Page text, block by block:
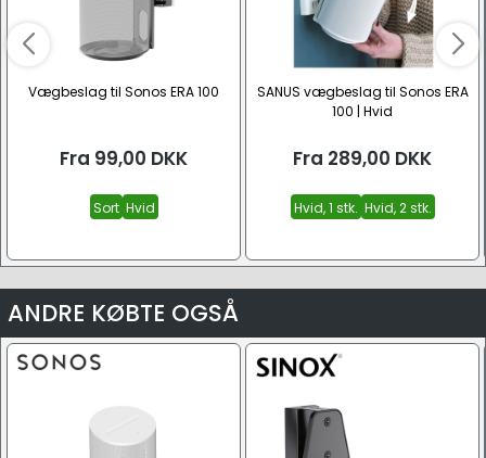
Vægbeslag til Sonos ERA 100
Fra 99,00 DKK
Sort Hvid
SANUS vægbeslag til Sonos ERA
100 | Hvid
Fra 289,00 DKK
Hvid, 1 stk. Hvid, 2 stk.
ANDRE KØBTE OGSÅ